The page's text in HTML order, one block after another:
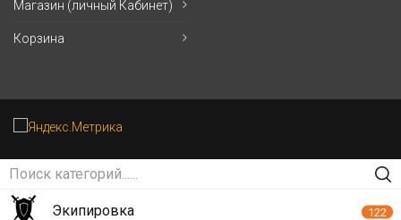
Магазин (личный Кабинет)
Корзина
Экипировка 122